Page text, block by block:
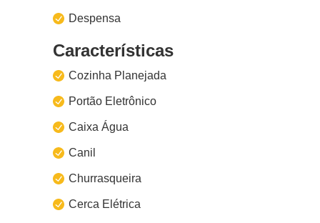
Despensa
Características
Cozinha Planejada
Portão Eletrônico
Caixa Água
Canil
Churrasqueira
Cerca Elétrica